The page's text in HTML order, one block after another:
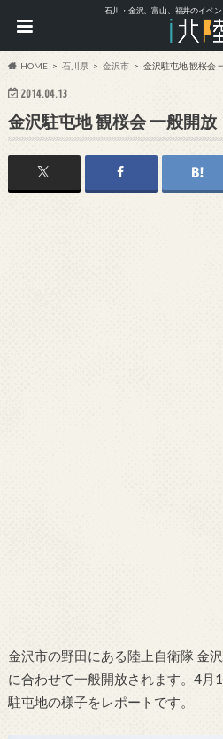
石川・金沢、富山、福井のイベ
HOME 石川県 金沢市 金沢駐屯地 観桜会
2014.04.13
金沢駐屯地 観桜会 一般開放
金沢市の野田にある陸上自衛隊 金
に合わせて一般開放されます。4月
駐屯地の様子をレポートです。